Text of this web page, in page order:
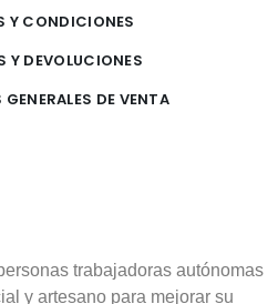
Y CONDICIONES
Y DEVOLUCIONES
DE VENTA
trabajadoras autónomas
y artesano para mejorar su